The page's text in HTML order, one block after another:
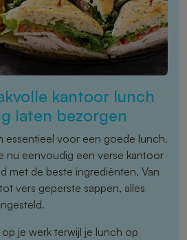
kantoor lunch
laten bezorgen
essentieel voor een goede lunch.
nu eenvoudig een verse kantoor
met de beste ingrediënten. Van
vers geperste sappen, alles
je werk terwijl je lunch op